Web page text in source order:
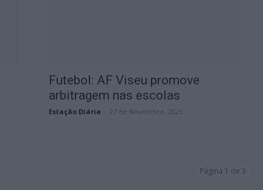
Futebol: AF Viseu promove
arbitragem nas escolas
Estação Diária 27 de Novembro, 2025
Página 1 de 3